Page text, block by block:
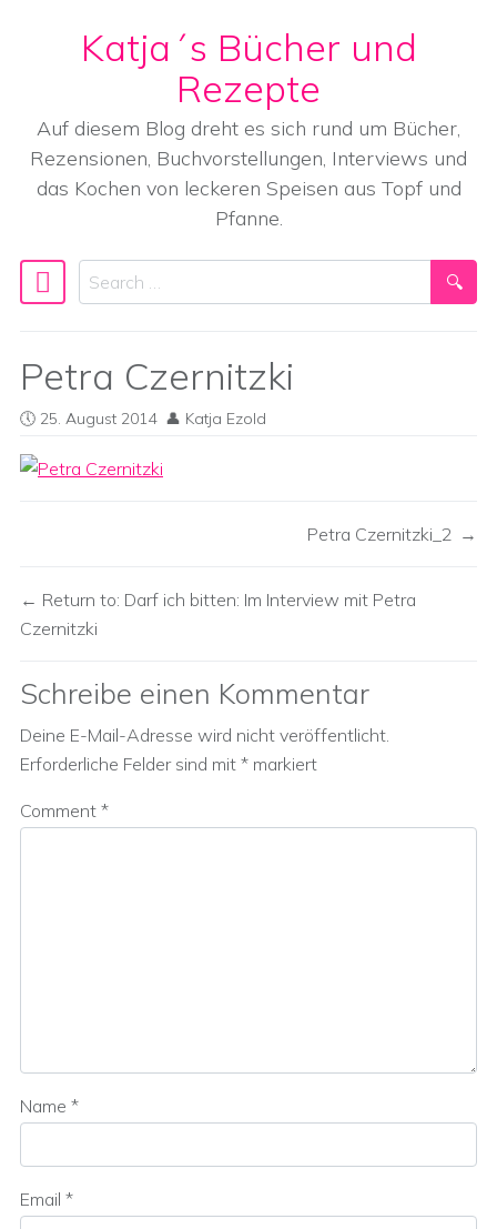
Skip to content
Katja´s Bücher und
Rezepte
Auf diesem Blog dreht es sich rund um Bücher,
Rezensionen, Buchvorstellungen, Interviews und
das Kochen von leckeren Speisen aus Topf und
Pfanne.
Main Navigation
Search
Petra Czernitzki
25. August 2014 Katja Ezold
Petra Czernitzki_2
Return to: Darf ich bitten: Im Interview mit Petra
Czernitzki
Schreibe einen Kommentar
Deine E-Mail-Adresse wird nicht veröffentlicht.
Erforderliche Felder sind mit * markiert
Comment *
Name *
Email *